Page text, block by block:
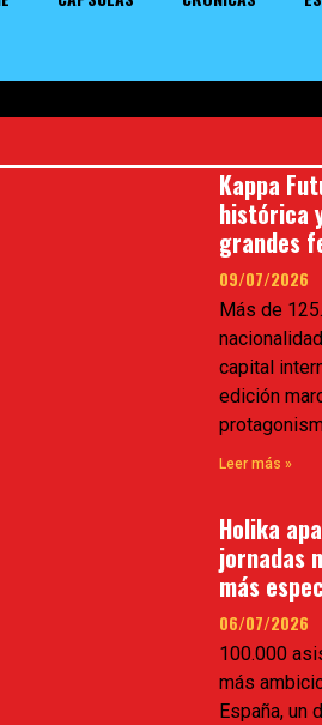
Kappa
histórica
grandes
09/07/2026
Más de
capital
edición
Leer más »
Holika
jornadas
más
06/07/2026
100.000
más
España, un